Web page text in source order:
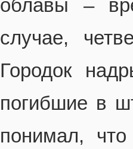
облавы –
случае,
Городок
погибшие в
понимал,